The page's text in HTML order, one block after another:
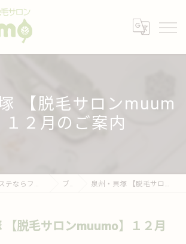
【脱毛サロンmuum
１２月のご案内
大阪府貝塚のエステならフェイシャル・脱毛サロンmuumo ブログ 泉州・貝塚 【脱毛サロンmuumo】１２月のご案内
【脱毛サロンmuumo】１２月